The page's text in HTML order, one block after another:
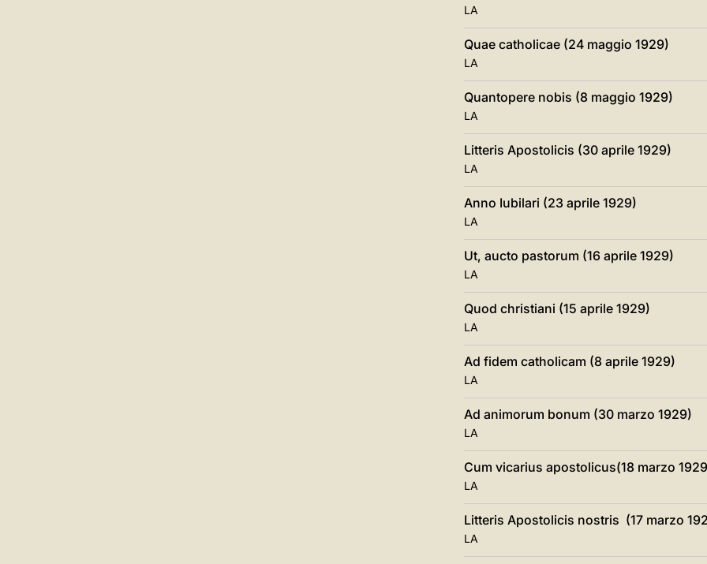
LA
Quae catholicae (24 maggio 1929)
LA
Quantopere nobis (8 maggio 1929)
LA
Litteris Apostolicis (30 aprile 1929)
LA
Anno Iubilari (23 aprile 1929)
LA
Ut, aucto pastorum (16 aprile 1929)
LA
Quod christiani (15 aprile 1929)
LA
Ad fidem catholicam (8 aprile 1929)
LA
Ad animorum bonum (30 marzo 1929)
LA
Cum vicarius apostolicus(18 marzo
LA
Litteris Apostolicis nostris (17 marzo
LA